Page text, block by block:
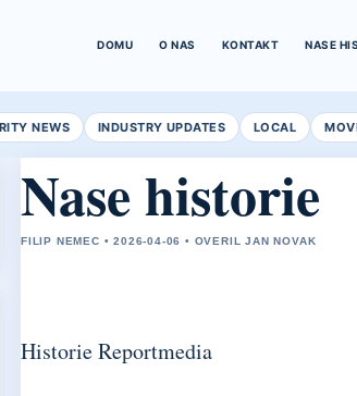
DOMU O NAS KONTAKT NASE
NEWS INDUSTRY UPDATES LOCAL
Nase historie
FILIP NEMEC • 2026-04-06 • OVERIL JAN NOVAK
Historie Reportmedia